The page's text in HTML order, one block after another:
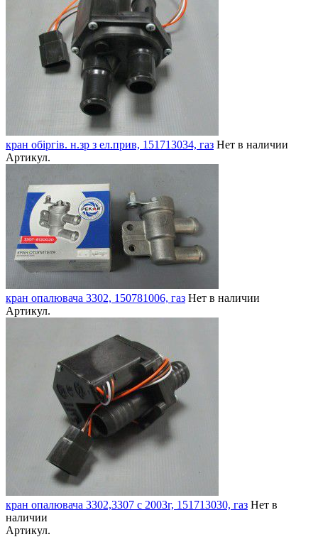
кран обіргів. н.зр з ел.прив, 151713034, газ Нет в наличии
Артикул.
кран опалювача 3302, 150781006, газ Нет в наличии
Артикул.
кран опалювача 3302,3307 с 2003г, 151713030, газ Нет в
наличии
Артикул.